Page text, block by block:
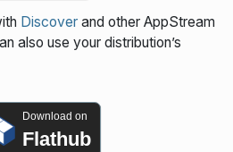
Discoverand other AppStream
also use your distribution’s
Download on
Flathub